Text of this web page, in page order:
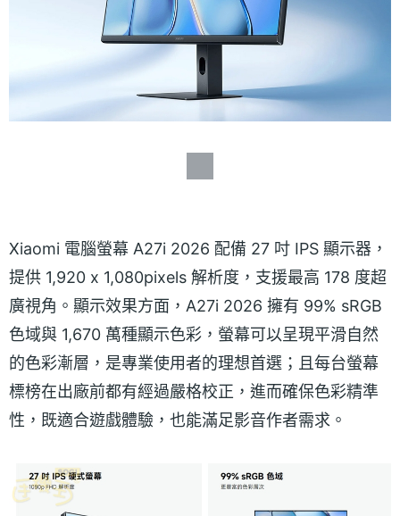
Xiaomi 電腦螢幕 A27i 2026 配備 27 吋 IPS 顯示器，
提供 1,920 x 1,080pixels 解析度，支援最高 178 度超
廣視角。顯示效果方面，A27i 2026 擁有 99% sRGB
色域與 1,670 萬種顯示色彩，螢幕可以呈現平滑自然
的色彩漸層，是專業使用者的理想首選；且每台螢幕
標榜在出廠前都有經過嚴格校正，進而確保色彩精準
性，既適合遊戲體驗，也能滿足影音作者需求。